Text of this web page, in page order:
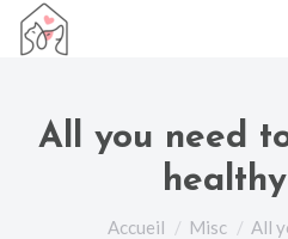
All you need
Vous êtes ici :
Accueil Misc All